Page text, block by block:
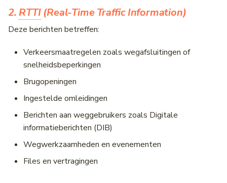
2.RTTI(Real-Time Traffic Information)
Deze berichten betreffen:
Verkeersmaatregelen zoals wegafsluitingen of
snelheidsbeperkingen
Brugopeningen
Ingestelde omleidingen
Berichten aan weggebruikers zoals Digitale
informatieberichten (DIB)
Wegwerkzaamheden en evenementen
Files en vertragingen